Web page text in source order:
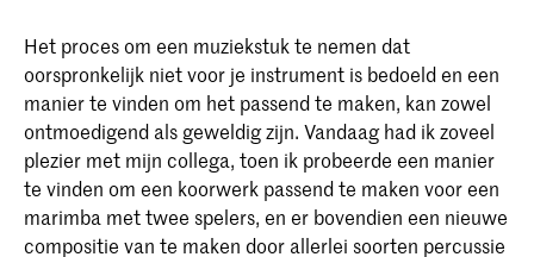
Het proces om een muziekstuk te nemen dat
oorspronkelijk niet voor je instrument is bedoeld en een
manier te vinden om het passend te maken, kan zowel
ontmoedigend als geweldig zijn. Vandaag had ik zoveel
plezier met mijn collega, toen ik probeerde een manier
te vinden om een koorwerk passend te maken voor een
marimba met twee spelers, en er bovendien een nieuwe
compositie van te maken door allerlei soorten percussie